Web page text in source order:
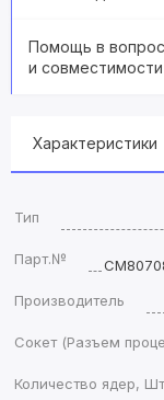
Помощь в
и совместимости
Характеристики
Тип
Парт.№
Производитель
Сокет (Разъем
Количество ядер, Шт